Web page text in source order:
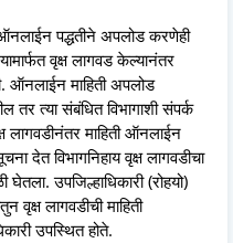
ऑनलाईन पद्धतीने अपलोड करणेही
वृक्ष लागवड केल्यानंतर
ऑनलाईन माहिती अपलोड
तर त्या संबंधित विभागाशी संपर्क
लागवडीनंतर माहिती ऑनलाईन
देत विभागनिहाय वृक्ष लागवडीचा
घेतला. उपजिल्हाधिकारी (रोहयो)
वृक्ष लागवडीची माहिती
उपस्थित होते.